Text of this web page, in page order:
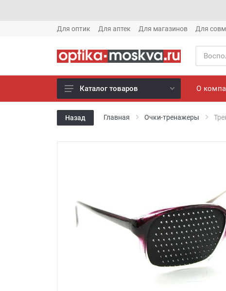
Для оптик Для аптек Для магазинов Для
Новое готовые очки (1621)
Новое солнце (1613)
Известные бренды (212)
Футляры и мешки (1412)
Красота и здоровье (353)
Атрибуты для оптики (59)
Каталог товаров О
Назад Главная Очки-тренажеры